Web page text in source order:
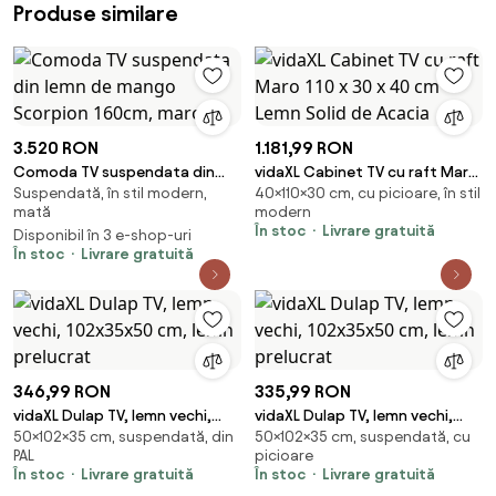
Produse similare
3.520 RON
Comoda TV suspendata din
lemn de mango Scorpion
160cm, maro
Suspendată, în stil modern,
mată
Disponibil în 3 e-shop-uri
În stoc
Livrare gratuită
1.181,99 RON
vidaXL Cabinet TV cu raft Maro
110 x 30 x 40 cm Lemn Solid de
Acacia
40×110×30 cm, cu picioare, în stil
modern
În stoc
Livrare gratuită
346,99 RON
vidaXL Dulap TV, lemn vechi,
102x35x50 cm, lemn prelucrat
50×102×35 cm, suspendată, din
PAL
În stoc
Livrare gratuită
335,99 RON
vidaXL Dulap TV, lemn vechi,
102x35x50 cm, lemn prelucrat
50×102×35 cm, suspendată, cu
picioare
În stoc
Livrare gratuită